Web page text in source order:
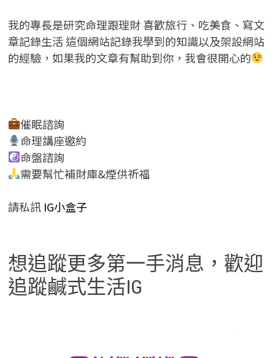
我的專長是研究命理跟理財 喜歡旅行、吃美食、寫文
章記錄生活 這個網站記錄我學到的知識以及架設網站
的經驗，如果我的文章有幫助到你，我會很開心的
催眠諮詢
命理講座邀約
命盤諮詢
需要幫忙補財庫&煙供祈福
請私訊IG小盒子
想追蹤更多第一手消息，歡迎
追蹤鹹式生活IG